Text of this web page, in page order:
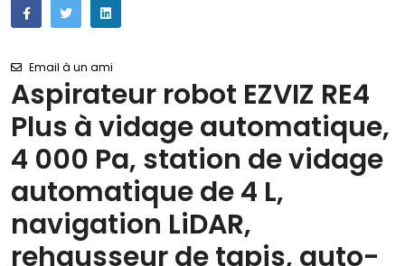
Email à un ami
Aspirateur robot EZVIZ RE4
Plus à vidage automatique,
4 000 Pa, station de vidage
automatique de 4 L,
navigation LiDAR,
rehausseur de tapis, auto-